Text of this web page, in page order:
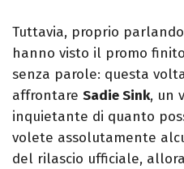
Tuttavia, proprio
hanno visto il promo
senza parole: questa
affrontare Sadie Sink, un
inquietante di quanto
volete assolutamente
del rilascio ufficiale, allora